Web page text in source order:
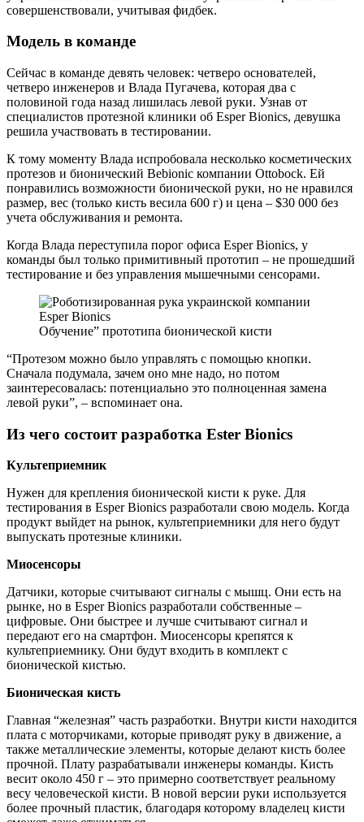
совершенствовали, учитывая фидбек.
Модель в команде
Сейчас в команде девять человек: четверо основателей,
четверо инженеров и Влада Пугачева, которая два с
половиной года назад лишилась левой руки. Узнав от
специалистов протезной клиники об Esper Bionics, девушка
решила участвовать в тестировании.
К тому моменту Влада испробовала несколько косметических
протезов и бионический Bebionic компании Ottobock. Ей
понравились возможности бионической руки, но не нравился
размер, вес (только кисть весила 600 г) и цена – $30 000 без
учета обслуживания и ремонта.
Когда Влада переступила порог офиса Esper Bionics, у
команды был только примитивный прототип – не прошедший
тестирование и без управления мышечными сенсорами.
Обучение” прототипа бионической кисти
“Протезом можно было управлять с помощью кнопки.
Сначала подумала, зачем оно мне надо, но потом
заинтересовалась: потенциально это полноценная замена
левой руки”, – вспоминает она.
Из чего состоит разработка Ester Bionics
Культеприемник
Нужен для крепления бионической кисти к руке. Для
тестирования в Esper Bionics разработали свою модель. Когда
продукт выйдет на рынок, культеприемники для него будут
выпускать протезные клиники.
Миосенсоры
Датчики, которые считывают сигналы с мышц. Они есть на
рынке, но в Esper Bionics разработали собственные –
цифровые. Они быстрее и лучше считывают сигнал и
передают его на смартфон. Миосенсоры крепятся к
культеприемнику. Они будут входить в комплект с
бионической кистью.
Бионическая кисть
Главная “железная” часть разработки. Внутри кисти находится
плата с моторчиками, которые приводят руку в движение, а
также металлические элементы, которые делают кисть более
прочной. Плату разрабатывали инженеры команды. Кисть
весит около 450 г – это примерно соответствует реальному
весу человеческой кисти. В новой версии руки используется
более прочный пластик, благодаря которому владелец кисти